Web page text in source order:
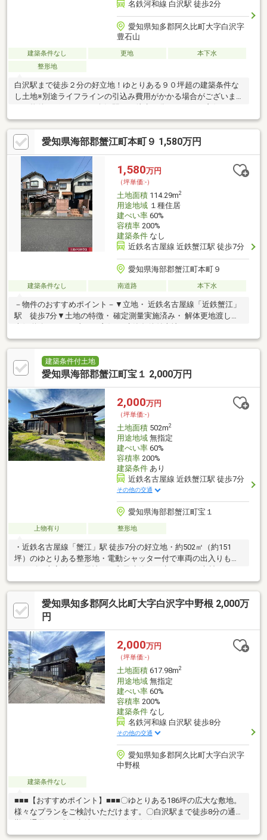
名鉄河和線 白沢駅 徒歩2分
愛知県知多郡阿久比町大字白沢字
豊石山
建築条件なし 更地
本下水
整形地
白沢駅まで徒歩２分の好立地！ゆとりある９０坪超の建築条件な
し土地※別途ライフラインの引込み費用がかかる場合がございま
りある９０坪超の広々とした敷地●お好きな会社で建てられる条
件なし●前面公道は幅員約６ｍで駐車も楽々＊スギ薬局阿久比店
まで徒歩２分など買い物施設が身近に揃うほか、電気や側溝、公
営水道、公共下水などのインフラ設備も整っています。 ≪周辺環
境のポイント≫●スギ薬局まで徒歩２分でお買い物楽●セブンイレ
ブンまで徒歩８分で便利●白沢グランドまで徒歩８分でお出かけ
＊カネスエ阿久比店や郵便局も徒歩…
愛知県海部郡蟹江町本町９ 1,580万円
1,580万円
（坪単価:-）
土地面積114.29m2
用途地域１種住居
建ぺい率60%
容積率200%
建築条件なし
近鉄名古屋線 近鉄蟹江駅 徒歩7分
愛知県海部郡蟹江町本町９
建築条件なし 南道路 本下水
－物件のおすすめポイント－▼立地・ 近鉄名古屋線「近鉄蟹江」
駅 徒歩7分▼土地の特徴・ 確定測量実施済み・ 解体更地渡し・
お好きなハウスメーカー・工務店にて建築可能■ ご希望の住まい
探しをお手伝いします ━━━━・・・物件の詳細・ご相談はお気
軽にお問い合わせください。
建築条件付土地
愛知県海部郡蟹江町宝１ 2,000万円
2,000万円
（坪単価:-）
土地面積502m2
用途地域無指定
建ぺい率60%
容積率200%
建築条件あり
近鉄名古屋線 近鉄蟹江駅 徒歩7分
その他の交通
愛知県海部郡蟹江町宝１
上物有り 整形地
・近鉄名古屋線「蟹江」駅 徒歩7分の好立地・約502㎡（約151
坪）のゆとりある整形地・電動シャッター付で車両の出入りもス
も検討可）・市街化調整区域ならではの静かな住環境・広さ確
保・資材置場・駐車場・事業用地としても検討可能（※要許
可）・庭付き戸建て・古民家再生など“こだわり住宅”にも最適※開
発審査基準第16号案件となります、詳細はお気軽にご連絡下さ
愛知県知多郡阿久比町大字白沢字中野根 2,000万
円
2,000万円
（坪単価:-）
土地面積617.98m2
用途地域無指定
建ぺい率60%
容積率200%
建築条件なし
名鉄河和線 白沢駅 徒歩8分
その他の交通
愛知県知多郡阿久比町大字白沢字
中野根
建築条件なし
■■■【おすすめポイント】■■■〇ゆとりある186坪の広大な敷地。
様々なプランをご検討いただけます。〇白沢駅まで徒歩8分の通
勤・通学に便利な立地です。〇建築条件なしのため、お好きなハ
ウスメーカー・工務店で建築可能です。〇陽当たり良好で明るく